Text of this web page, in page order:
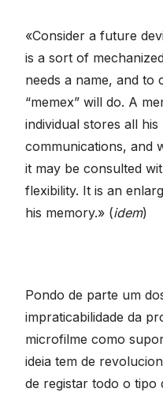
«Consider a future
is a sort of
needs a name, and to
“memex” will do. A
individual stores all
communications, and
it may be consulted
flexibility. It is an
his memory.» (idem)
Pondo de parte um
impraticabilidade da
microfilme como
ideia tem de
de registar todo o tipo